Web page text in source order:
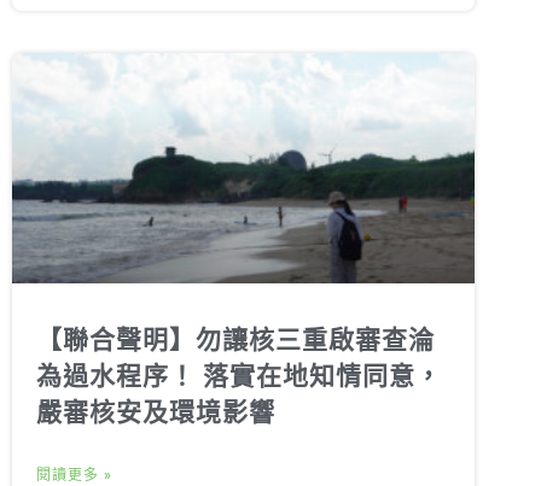
【聯合聲明】勿讓核三重啟審查淪
為過水程序！ 落實在地知情同意，
嚴審核安及環境影響
閱讀更多 »